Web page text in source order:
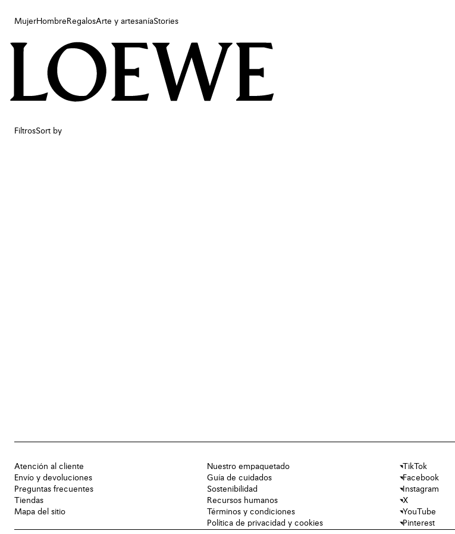
MujerHombre RegalosArte y artesaníaStories
Mujer
Arte y artesanía
FiltrosSort by
Atención al cliente
Envío y devoluciones
Preguntas frecuentes
Tiendas
Mapa del sitio
Nuestro empaquetado
Guía de cuidados
Sostenibilidad
Recursos humanos
Términos y condiciones
Política de privacidad y cookies
TikTok
Facebook
Instagram
X
YouTube
Pinterest